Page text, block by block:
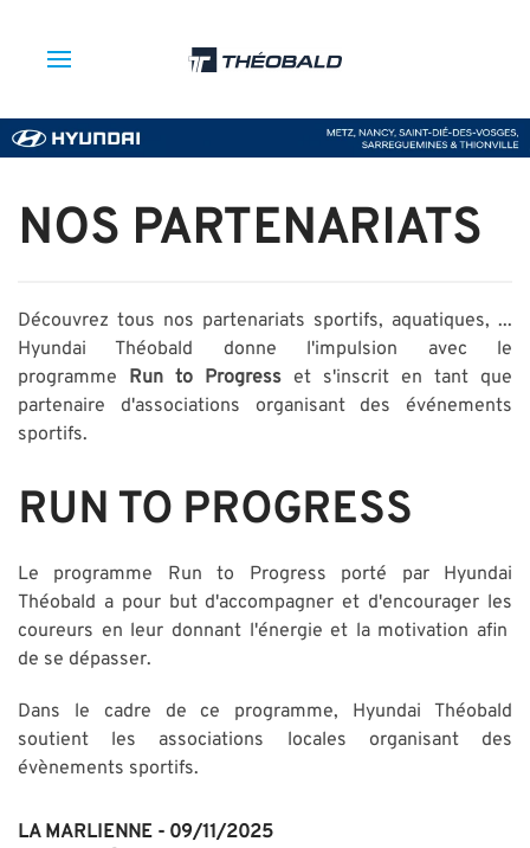
NOS PARTENARIATS
Découvrez tous nos partenariats sportifs, aquatiques, ...
Hyundai Théobald donne l'impulsion avec le
programme Run to Progress et s'inscrit en tant que
partenaire d'associations organisant des événements
sportifs.
RUN TO PROGRESS
Le programme Run to Progress porté par Hyundai
Théobald a pour but d'accompagner et d'encourager les
coureurs en leur donnant l'énergie et la motivation afin
de se dépasser.
Dans le cadre de ce programme, Hyundai Théobald
soutient les associations locales organisant des
évènements sportifs.
LA MARLIENNE - 09/11/2025